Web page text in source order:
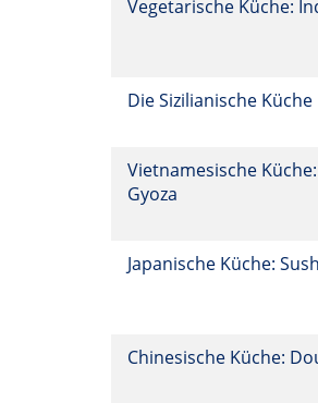
Vegetarische Küche:
Die Sizilianische Küche
Vietnamesische
Gyoza
Japanische Küche:
Chinesische Küche: